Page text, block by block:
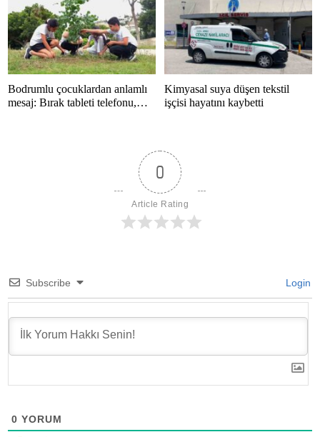
Bodrumlu çocuklardan anlamlı
mesaj: Bırak tableti telefonu,
Kimyasal suya düşen tekstil
işçisi hayatını kaybetti
0
Article Rating
Subscribe Login
0 YORUM